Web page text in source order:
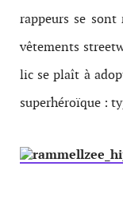
rappeurs se
vête­ments
lic se plaît à
super­héroïque :